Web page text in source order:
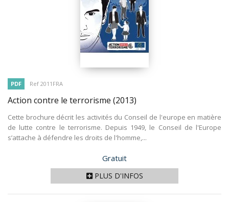
PDF Ref 2011FRA
Action contre le terrorisme (2013)
Cette brochure décrit les activités du Conseil de l'europe en matière
de lutte contre le terrorisme. Depuis 1949, le Conseil de l'Europe
s’attache à défendre les droits de l'homme,...
Prix
Gratuit
PLUS D'INFOS